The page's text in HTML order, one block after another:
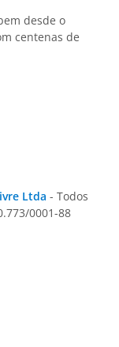
desde o
centenas de
Ltda - Todos
0001-88